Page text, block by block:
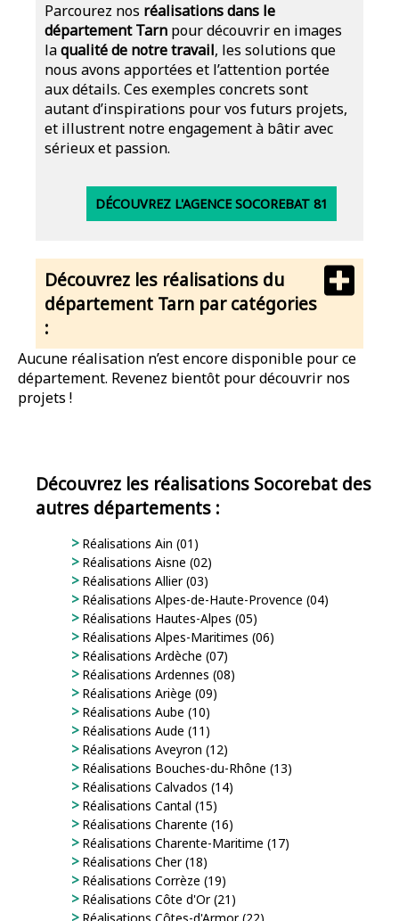
Parcourez nos réalisations dans le
département Tarn pour découvrir en images
laqualité de notre travail, les solutions que
nous avons apportées et l’attention portée
aux détails. Ces exemples concrets sont
autant d’inspirations pour vos futurs projets,
et illustrent notre engagement à bâtir avec
sérieux et passion.
DÉCOUVREZ L'AGENCE SOCOREBAT 81
Découvrez les réalisations du
département Tarn par catégories
:
Aucune réalisation n’est encore disponible pour ce
département. Revenez bientôt pour découvrir nos
projets !
Découvrez les réalisations Socorebat des
autres départements :
Réalisations Ain (01)
Réalisations Aisne (02)
Réalisations Allier (03)
Réalisations Alpes-de-Haute-Provence (04)
Réalisations Hautes-Alpes (05)
Réalisations Alpes-Maritimes (06)
Réalisations Ardèche (07)
Réalisations Ardennes (08)
Réalisations Ariège (09)
Réalisations Aube (10)
Réalisations Aude (11)
Réalisations Aveyron (12)
Réalisations Bouches-du-Rhône (13)
Réalisations Calvados (14)
Réalisations Cantal (15)
Réalisations Charente (16)
Réalisations Charente-Maritime (17)
Réalisations Cher (18)
Réalisations Corrèze (19)
Réalisations Côte d'Or (21)
Réalisations Côtes-d'Armor (22)